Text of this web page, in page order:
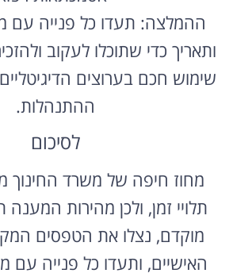
ההמלצה: תעדו כל פנייה עם
ותאריך כדי שתוכלו לעקוב
שימוש חכם בערוצים
ההתנהלות.
לסיכום
מחוז חיפה של משרד החינוך
תלויי זמן, ולכן מהירות המענה
מוקדם, נצלו את הטפסים
האישיים, ותעדו כל פנייה